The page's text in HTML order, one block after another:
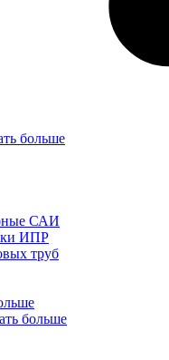
САИ
ИПР
труб